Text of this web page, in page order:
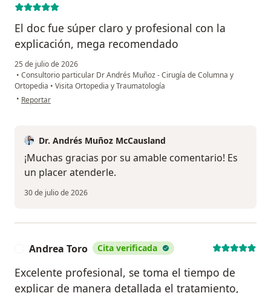
El doc fue súper claro y profesional con la
explicación, mega recomendado
25 de julio de 2026
• Consultorio particular Dr Andrés Muñoz - Cirugía de Columna y
Ortopedia • Visita Ortopedia y Traumatología
• en opinión del usuario David Restrepo González
Reportar
Dr. Andrés Muñoz McCausland
¡Muchas gracias por su amable comentario! Es
un placer atenderle.
30 de julio de 2026
Andrea Toro Cita verificada
Excelente profesional, se toma el tiempo de
explicar de manera detallada el tratamiento,